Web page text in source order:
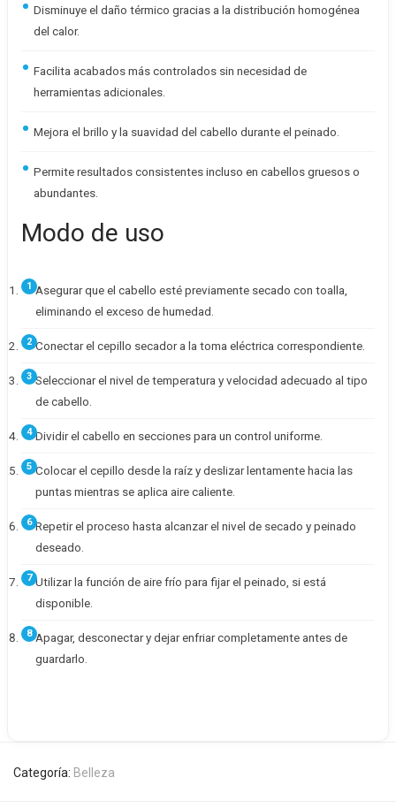
Disminuye el daño térmico gracias a la distribución homogénea
del calor.
Facilita acabados más controlados sin necesidad de
herramientas adicionales.
Mejora el brillo y la suavidad del cabello durante el peinado.
Permite resultados consistentes incluso en cabellos gruesos o
abundantes.
Modo de uso
Asegurar que el cabello esté previamente secado con toalla,
eliminando el exceso de humedad.
Conectar el cepillo secador a la toma eléctrica correspondiente.
Seleccionar el nivel de temperatura y velocidad adecuado al tipo
de cabello.
Dividir el cabello en secciones para un control uniforme.
Colocar el cepillo desde la raíz y deslizar lentamente hacia las
puntas mientras se aplica aire caliente.
Repetir el proceso hasta alcanzar el nivel de secado y peinado
deseado.
Utilizar la función de aire frío para fijar el peinado, si está
disponible.
Apagar, desconectar y dejar enfriar completamente antes de
guardarlo.
Categoría: Belleza